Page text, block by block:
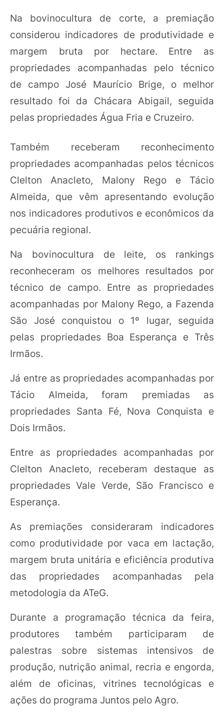
Na bovinocultura de corte, a premiação
considerou indicadores de produtividade e
margem bruta por hectare. Entre as
propriedades acompanhadas pelo técnico
de campo José Maurício Brige, o melhor
resultado foi da Chácara Abigail, seguida
pelas propriedades Água Fria e Cruzeiro.
Também receberam reconhecimento
propriedades acompanhadas pelos técnicos
Clelton Anacleto, Malony Rego e Tácio
Almeida, que vêm apresentando evolução
nos indicadores produtivos e econômicos da
pecuária regional.
Na bovinocultura de leite, os rankings
reconheceram os melhores resultados por
técnico de campo. Entre as propriedades
acompanhadas por Malony Rego, a Fazenda
São José conquistou o 1º lugar, seguida
pelas propriedades Boa Esperança e Três
Irmãos.
Já entre as propriedades acompanhadas por
Tácio Almeida, foram premiadas as
propriedades Santa Fé, Nova Conquista e
Dois Irmãos.
Entre as propriedades acompanhadas por
Clelton Anacleto, receberam destaque as
propriedades Vale Verde, São Francisco e
Esperança.
As premiações consideraram indicadores
como produtividade por vaca em lactação,
margem bruta unitária e eficiência produtiva
das propriedades acompanhadas pela
metodologia da ATeG.
Durante a programação técnica da feira,
produtores também participaram de
palestras sobre sistemas intensivos de
produção, nutrição animal, recria e engorda,
além de oficinas, vitrines tecnológicas e
ações do programa Juntos pelo Agro.